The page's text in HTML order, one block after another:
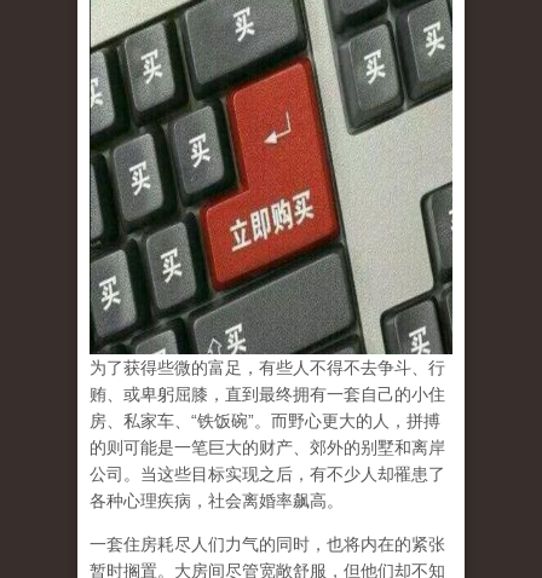
为了获得些微的富足，有些人不得不去争斗、行
贿、或卑躬屈膝，直到最终拥有一套自己的小住
房、私家车、 “铁饭碗”。而野心更大的人，拼搏
的则可能是一笔巨大的财产、郊外的别墅和离岸
公司。当这些目标实现之后，有不少人却罹患了
各种心理疾病，社会离婚率飙高。
一套住房耗尽人们力气的同时，也将内在的紧张
暂时搁置。大房间尽管宽敞舒服，但他们却不知